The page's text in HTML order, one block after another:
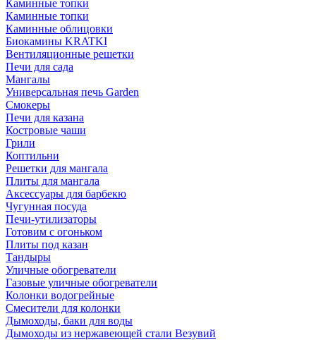
Каминные топки
Каминные топки
Каминные облицовки
Биокамины KRATKI
Вентиляционные решетки
Печи для сада
Мангалы
Универсальная печь Garden
Смокеры
Печи для казана
Костровые чаши
Грили
Коптильни
Решетки для мангала
Плиты для мангала
Аксессуары для барбекю
Чугунная посуда
Печи-утилизаторы
Готовим с огоньком
Плиты под казан
Тандыры
Уличные обогреватели
Газовые уличные обогреватели
Колонки водогрейные
Смесители для колонки
Дымоходы, баки для воды
Дымоходы из нержавеющей стали Везувий